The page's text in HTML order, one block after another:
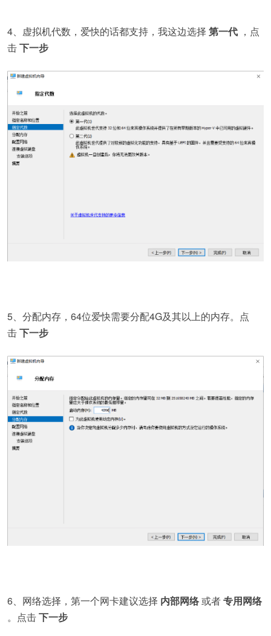
4、虚拟机代数，爱快的话都支持，我这边选择 第一代 ，点
击下一步
5、分配内存，64位爱快需要分配4G及其以上的内存。点
击下一步
6、网络选择，第一个网卡建议选择 内部网络或者专用网络
。点击下一步